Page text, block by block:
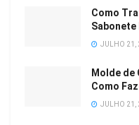
Como
Sabonete
JULHO 21,
Molde de
Como
JULHO 21,